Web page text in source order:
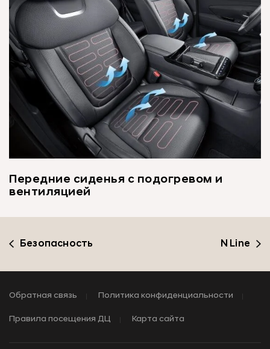
Передние сиденья с подогревом и
вентиляцией
Безопасность N Line
Обратная связь Политика конфиденциальности
Правила посещения ДЦ Карта сайта